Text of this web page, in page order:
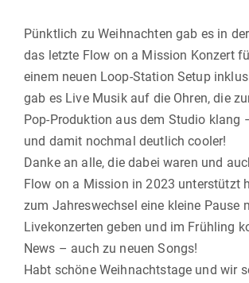
Pünktlich zu Weihnachten gab es in
das letzte Flow on a Mission Konzert
einem neuen Loop-Station Setup
gab es Live Musik auf die Ohren, die
Pop-Produktion aus dem Studio klang
und damit nochmal deutlich cooler!
Danke an alle, die dabei waren und
Flow on a Mission in 2023 unterstützt
zum Jahreswechsel eine kleine Pause
Livekonzerten geben und im Frühling
News – auch zu neuen Songs!
Habt schöne Weihnachtstage und wir